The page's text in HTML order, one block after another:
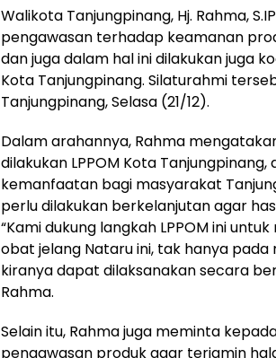
Walikota Tanjungpinang, Hj. Rahma,
pengawasan terhadap keamanan
dan juga dalam hal ini dilakukan juga
Kota Tanjungpinang. Silaturahmi
Tanjungpinang, Selasa (21/12).
Dalam arahannya, Rahma
dilakukan LPPOM Kota
kemanfaatan bagi masyarakat
perlu dilakukan berkelanjutan agar
“Kami dukung langkah LPPOM ini
obat jelang Nataru ini, tak hanya
kiranya dapat dilaksanakan secara
Rahma.
Selain itu, Rahma juga meminta
pengawasan produk agar terjamin